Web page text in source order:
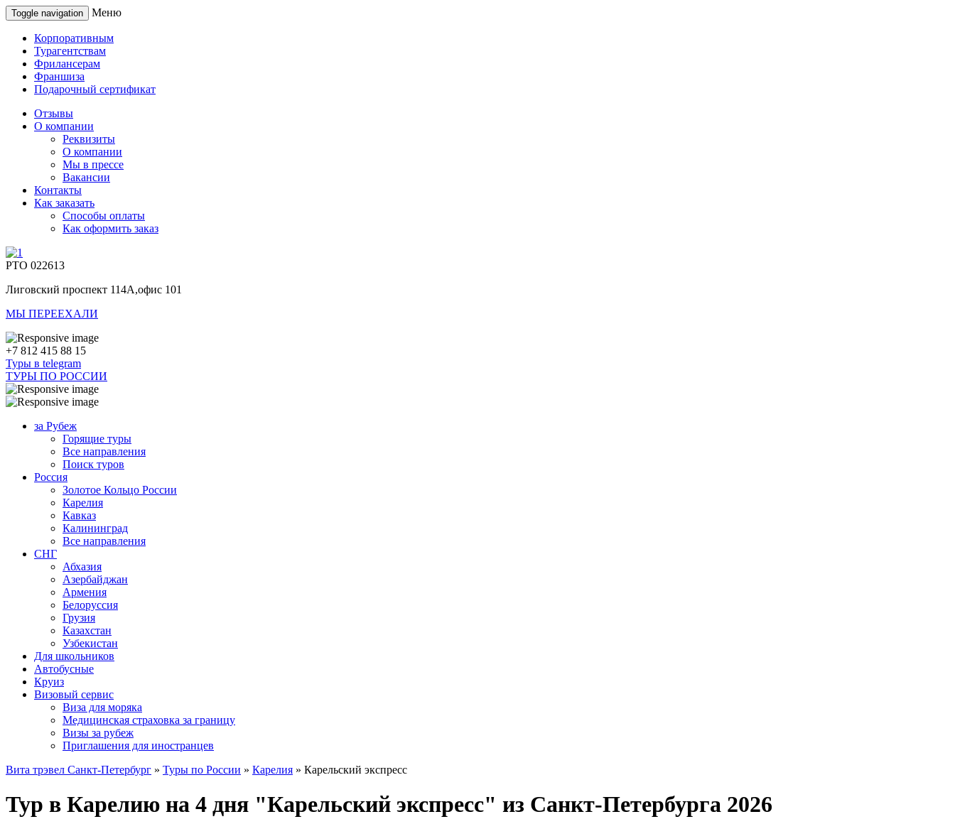
Toggle navigation Меню
Корпоративным
Турагентствам
Фрилансерам
Франшиза
Подарочный сертификат
Отзывы
О компании
Реквизиты
О компании
Мы в прессе
Вакансии
Контакты
Как заказать
Способы оплаты
Как оформить заказ
РТО 022613
Лиговский проспект 114А,офис 101
МЫ ПЕРЕЕХАЛИ
+7 812 415 88 15
Туры в telegram
ТУРЫ ПО РОССИИ
за Рубеж
Горящие туры
Все направления
Поиск туров
Россия
Золотое Кольцо России
Карелия
Кавказ
Калининград
Все направления
СНГ
Абхазия
Азербайджан
Армения
Белоруссия
Грузия
Казахстан
Узбекистан
Для школьников
Автобусные
Круиз
Визовый сервис
Виза для моряка
Медицинская страховка за границу
Визы за рубеж
Приглашения для иностранцев
Вита трэвел Санкт-Петербург » Туры по России » Карелия » Карельский экспресс
Тур в Карелию на 4 дня "Карельский экспресс" из Санкт-Петербурга 2026